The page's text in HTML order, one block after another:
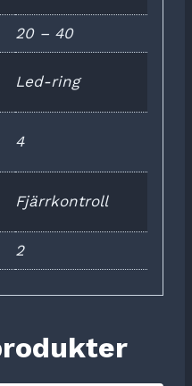
20 – 40
Led-ring
4
Fjärrkontroll
2